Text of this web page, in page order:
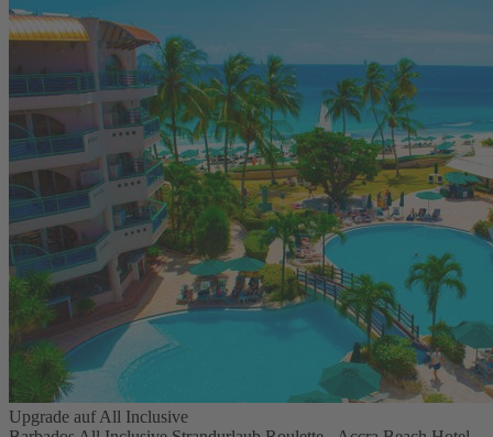
Upgrade auf All Inclusive